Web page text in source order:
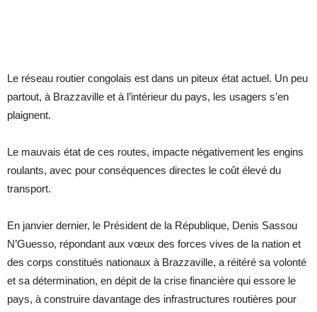
Le réseau routier congolais est dans un piteux état actuel. Un peu
partout, à Brazzaville et à l’intérieur du pays, les usagers s’en
plaignent.
Le mauvais état de ces routes, impacte négativement les engins
roulants, avec pour conséquences directes le coût élevé du
transport.
En janvier dernier, le Président de la République, Denis Sassou
N’Guesso, répondant aux vœux des forces vives de la nation et
des corps constitués nationaux à Brazzaville, a réitéré sa volonté
et sa détermination, en dépit de la crise financière qui essore le
pays, à construire davantage des infrastructures routières pour